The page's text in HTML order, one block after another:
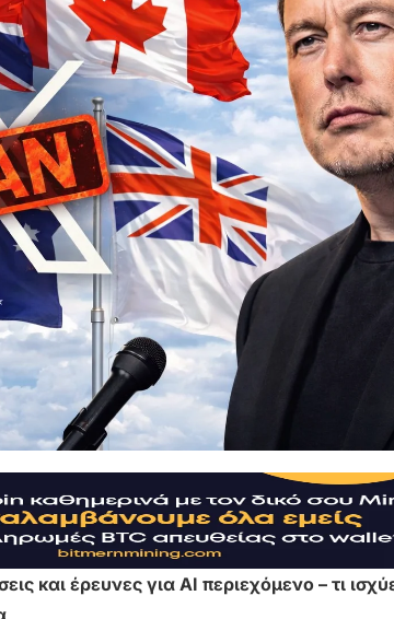
και έρευνες για AI περιεχόμενο – τι